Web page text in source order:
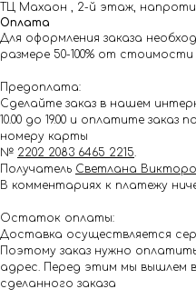
ТЦ Махаон , 2-й этаж,
Оплата
Для оформления заказа
размере 50-100% от стоимости
Предоплата:
Сделайте заказ в нашем
10.00 до 19.00 и оплатите заказ
номеру карты
№ 2202 2083 6465 2215.
Получатель Светлана
В комментариях к платежу
Остаток оплаты:
Доставка осуществляется
Поэтому заказ нужно
адрес. Перед этим мы вышлем
сделанного заказа